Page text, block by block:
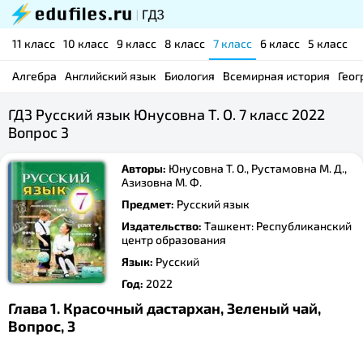
11 класс 10 класс 9 класс 8 класс 7 класс 6 класс 5 класс
Алгебра Английский язык Биология Всемирная история
ГДЗ Русский язык Юнусовна Т. О. 7 класс 2022
Вопрос 3
Авторы: Юнусовна Т. О., Рустамовна М. Д.,
Азизовна М. Ф.
Предмет: Русский язык
Издательство: Ташкент: Республиканский
центр образования
Язык: Русский
Год: 2022
Глава 1. Красочный дастархан, Зеленый чай,
Вопрос, 3